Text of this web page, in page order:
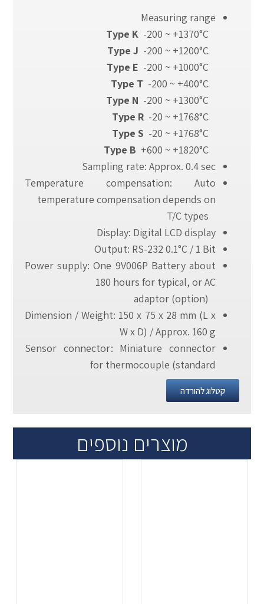
Measuring range
Type K-200 ~ +1370°C
Type J -200 ~ +1200°C
Type E -200 ~ +1000°C
Type T -200 ~ +400°C
Type N -200 ~ +1300°C
Type R-20 ~ +1768°C
Type S -20 ~ +1768°C
Type B +600 ~ +1820°C
Sampling rate: Approx. 0.4 sec
Temperature compensation: Auto
temperature compensation depends on
Display: Digital LCD display
Output: RS-232 0.1°C / 1 Bit
Power supply: One 9V006P Battery about
180 hours for typical, or AC
Dimension / Weight: 150 x 75 x 28 mm (L x
W x D) / Approx. 160 g
Sensor connector: Miniature connector
for thermocouple (standard
קטלוג להורדה
מוצרים נוספים